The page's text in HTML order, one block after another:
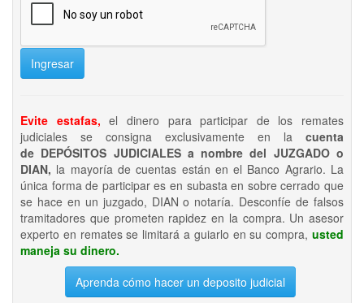
Ingresar
Evite estafas, el dinero para participar de los remates
judiciales se consigna exclusivamente en la cuenta
de DEPÓSITOS JUDICIALES a nombre del JUZGADO o
DIAN, la mayoría de cuentas están en el Banco Agrario. La
única forma de participar es en subasta en sobre cerrado que
se hace en un juzgado, DIAN o notaría. Desconfíe de falsos
tramitadores que prometen rapidez en la compra. Un asesor
experto en remates se limitará a guiarlo en su compra, usted
maneja su dinero.
Aprenda cómo hacer un deposito judicial